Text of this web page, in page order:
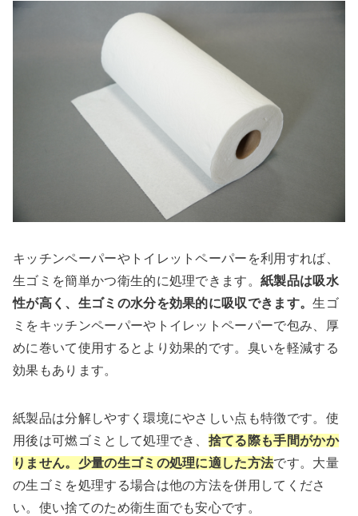
キッチンペーパーやトイレットペーパーを利用すれば、
生ゴミを簡単かつ衛生的に処理できます。紙製品は吸水
性が高く、生ゴミの水分を効果的に吸収できます。生ゴ
ミをキッチンペーパーやトイレットペーパーで包み、厚
めに巻いて使用するとより効果的です。臭いを軽減する
効果もあります。
紙製品は分解しやすく環境にやさしい点も特徴です。使
用後は可燃ゴミとして処理でき、 捨てる際も手間がかか
りません。少量の生ゴミの処理に適した方法です。大量
の生ゴミを処理する場合は他の方法を併用してくださ
い。使い捨てのため衛生面でも安心です。